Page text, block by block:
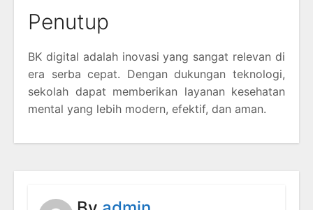
Penutup
BK digital adalah inovasi yang sangat relevan di
era serba cepat. Dengan dukungan teknologi,
sekolah dapat memberikan layanan kesehatan
mental yang lebih modern, efektif, dan aman.